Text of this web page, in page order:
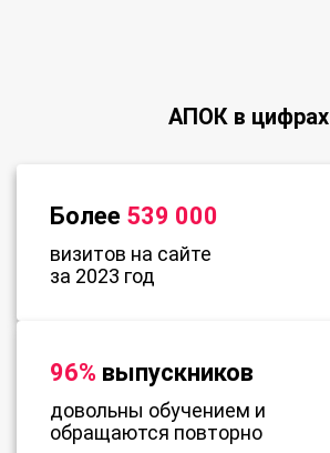
АПОК в цифрах
Более 539 000
визитов на сайте
за 2023 год
96% выпускников
довольны обучением и
обращаются повторно